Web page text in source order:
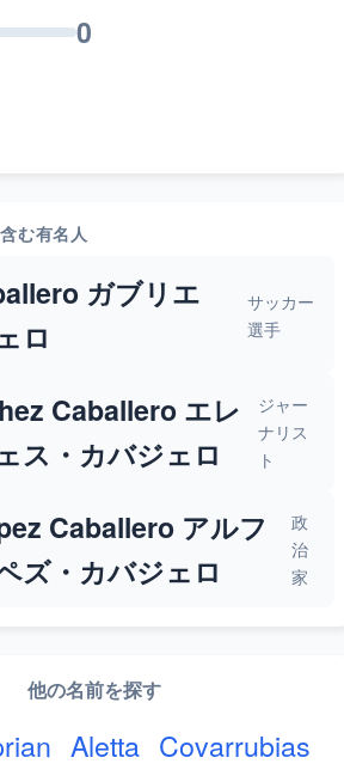
0
む有名人
ガブリエ
ロ
サッカー
選手
Caballero エレ
ス・カバジェロ
ジャー
ナリス
ト
Caballero アルフ
ズ・カバジェロ
政
治
家
他の名前を探す
Aletta Covarrubias